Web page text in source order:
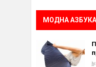
МОДНА АЗБУКА